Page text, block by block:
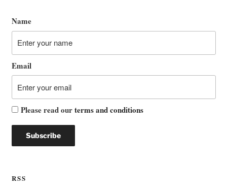
Name
Email
Please read ourterms and conditions
RSS